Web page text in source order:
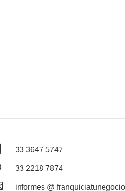
33 3647 5747
33 2218 7874
informes @